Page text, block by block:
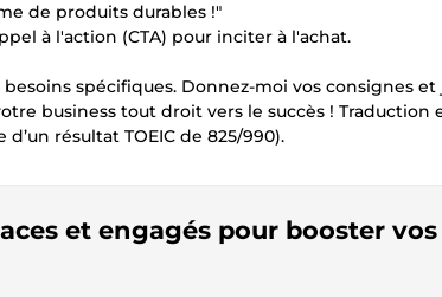
de produits durables !"
à l'action (CTA) pour inciter à l'achat.
spécifiques. Donnez-moi vos consignes et
business tout droit vers le succès ! Traduction
résultat TOEIC de 825/990).
et engagés pour booster vos